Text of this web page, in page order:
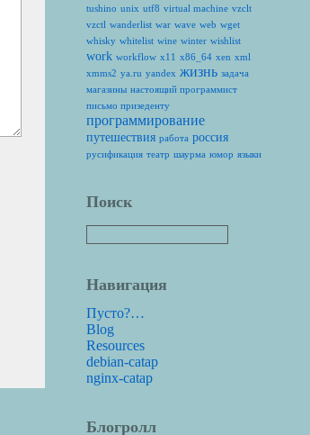
tushino unix utf8 virtual machine vzclt
vzctl wanderlist war wave web wget
whisky whitelist wine winter wishlist
work workflow x11 x86_64 xen xml
xmms2 ya.ru yandex жизнь задача
магазины настоящий программист
письмо призеденту
программирование
путешествия работа россия
русификация театр шаурма юмор языки
Поиск
Навигация
Пусто?…
Blog
Resources
debian-catap
nginx-catap
Блогролл